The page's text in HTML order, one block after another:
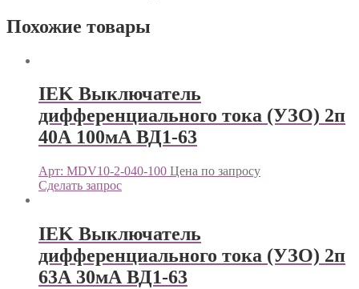
Похожие товары
IEK Выключатель
дифференциального тока (УЗО) 2п
40А 100мА ВД1-63
Арт: MDV10-2-040-100 Цена по запросу
Сделать запрос
IEK Выключатель
дифференциального тока (УЗО) 2п
63А 30мА ВД1-63